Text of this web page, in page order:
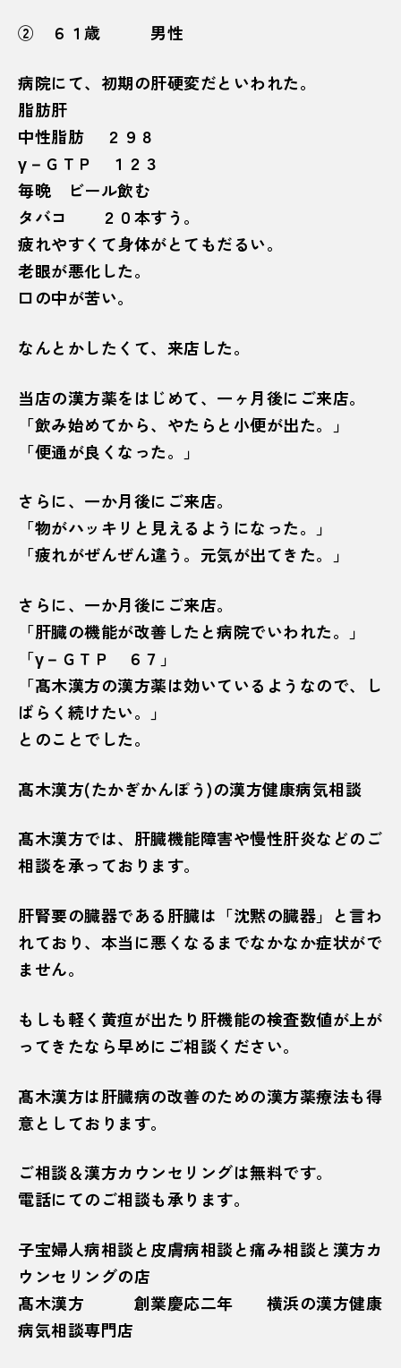
② ６１歳 男性
病院にて、初期の肝硬変だといわれた。
脂肪肝
中性脂肪 ２９８
γ－ＧＴＰ １２３
毎晩 ビール飲む
タバコ ２０本すう。
疲れやすくて身体がとてもだるい。
老眼が悪化した。
口の中が苦い。
なんとかしたくて、来店した。
当店の漢方薬をはじめて、一ヶ月後にご来店。
「飲み始めてから、やたらと小便が出た。」
「便通が良くなった。」
さらに、一か月後にご来店。
「物がハッキリと見えるようになった。」
「疲れがぜんぜん違う。元気が出てきた。」
さらに、一か月後にご来店。
「肝臓の機能が改善したと病院でいわれた。」
「γ－ＧＴＰ ６７」
「髙木漢方の漢方薬は効いているようなので、し
ばらく続けたい。」
とのことでした。
髙木漢方(たかぎかんぽう)の漢方健康病気相談
髙木漢方では、肝臓機能障害や慢性肝炎などのご
相談を承っております。
肝腎要の臓器である肝臓は「沈黙の臓器」と言わ
れており、本当に悪くなるまでなかなか症状がで
ません。
もしも軽く黄疸が出たり肝機能の検査数値が上が
ってきたなら早めにご相談ください。
髙木漢方は肝臓病の改善のための漢方薬療法も得
意としております。
ご相談＆漢方カウンセリングは無料です。
電話にてのご相談も承ります。
子宝婦人病相談と皮膚病相談と痛み相談と漢方カ
ウンセリングの店
髙木漢方 創業慶応二年 横浜の漢方健康
病気相談専門店